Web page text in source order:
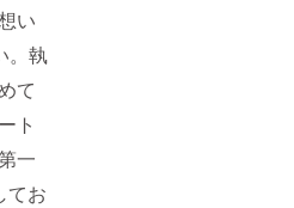
い
。執
て
ト
一
てお